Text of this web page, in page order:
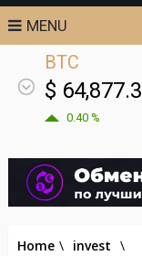
MENU
BTC
$ 64,877.3
0.40 %
Home \ invest \